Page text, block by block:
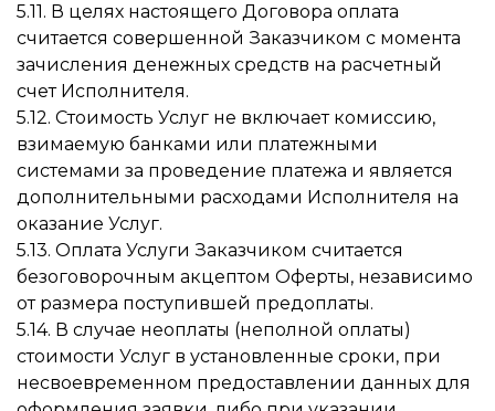
5.11. В целях настоящего Договора оплата
считается совершенной Заказчиком с момента
зачисления денежных средств на расчетный
счет Исполнителя.
5.12. Стоимость Услуг не включает комиссию,
взимаемую банками или платежными
системами за проведение платежа и является
дополнительными расходами Исполнителя на
оказание Услуг.
5.13. Оплата Услуги Заказчиком считается
безоговорочным акцептом Оферты, независимо
от размера поступившей предоплаты.
5.14. В случае неоплаты (неполной оплаты)
стоимости Услуг в установленные сроки, при
несвоевременном предоставлении данных для